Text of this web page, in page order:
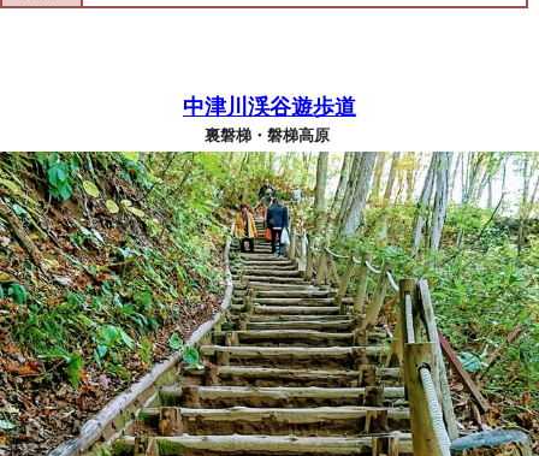
中津川渓谷遊歩道
裏磐梯・磐梯高原